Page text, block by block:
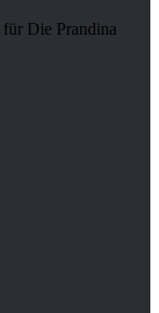
für Die Prandina